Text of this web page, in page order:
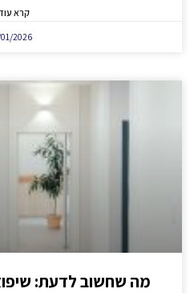
קרא
2026
מה שחשוב לדעת: